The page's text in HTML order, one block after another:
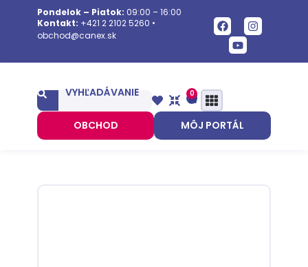
Pondelok – Piatok: 09:00 – 16:00
Kontakt: +421 2 2102 5260 •
obchod@canex.sk
VYHĽADÁVANIE 0
OBCHOD MÔJ PORTÁL